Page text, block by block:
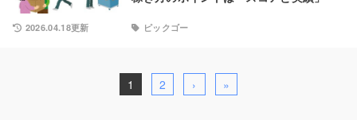
2026.04.18更新 ピックゴー
1 2 › »